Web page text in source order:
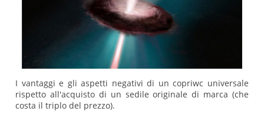
I vantaggi e gli aspetti negativi di un copriwc universale
rispetto all'acquisto di un sedile originale di marca (che
costa il triplo del prezzo).